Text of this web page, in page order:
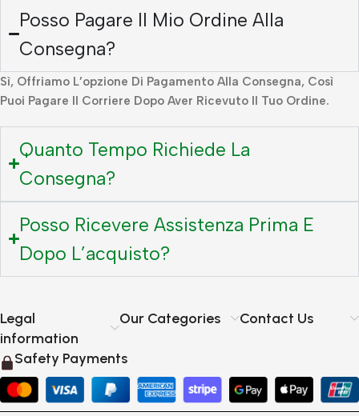
Posso Pagare Il Mio Ordine Alla
Consegna?
Sì, Offriamo L’opzione Di Pagamento Alla Consegna, Così
Puoi Pagare Il Corriere Dopo Aver Ricevuto Il Tuo Ordine.
Quanto Tempo Richiede La
Consegna?
Posso Ricevere Assistenza Prima E
Dopo L’acquisto?
Legal
information
Our Categories Contact Us
Safety Payments